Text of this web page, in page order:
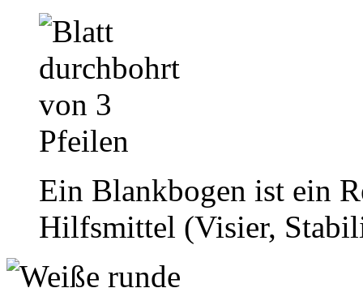
Ein Blankbogen ist ein
Hilfsmittel (Visier,